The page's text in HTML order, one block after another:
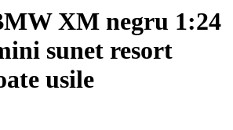
XM negru 1:24
sunet resort
usile